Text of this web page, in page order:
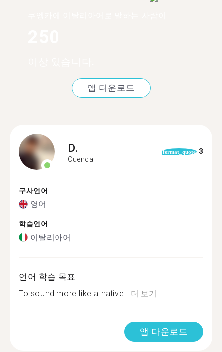
앱 다운로드
D.
Cuenca
format_quote 3
구사언어
영어
학습언어
이탈리아어
언어 학습 목표
To sound more like a native... 더 보기
앱 다운로드